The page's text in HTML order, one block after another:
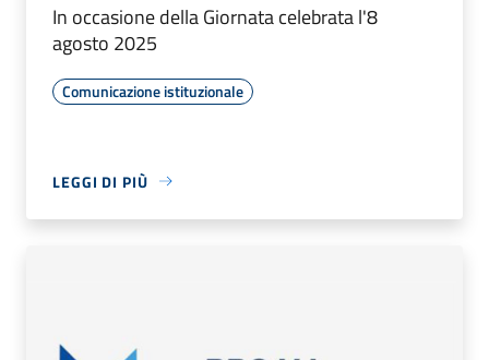
In occasione della Giornata celebrata l'8
agosto 2025
Comunicazione istituzionale
LEGGI DI PIÙ